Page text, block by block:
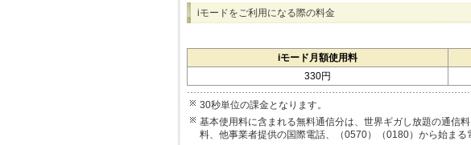
iモードをご利用になる際の料金
iモード月額使用料
330円
30秒単位の課金となります。
基本使用料に含まれる無料通信分は、世界ギガし放題の通信
料、他事業者提供の国際電話、（0570）（0180）から始まる